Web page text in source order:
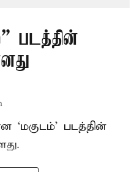
படத்தின்
‘மகுடம்’ படத்தின்